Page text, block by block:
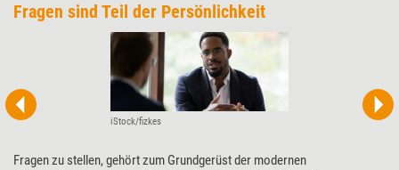
Fragen sind Teil der Persönlichkeit
iStock/fizkes
Fragen zu stellen, gehört zum Grundgerüst der modernen